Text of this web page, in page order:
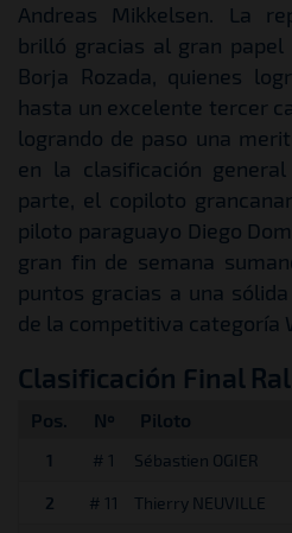
Andreas Mikkelsen. La
brilló gracias al gran papel
Borja Rozada, quienes
hasta un excelente tercer
logrando de paso una
en la clasificación
parte, el copiloto
piloto paraguayo Diego
gran fin de semana
puntos gracias a una
de la competitiva categoría
Clasificación Final
Pos. Nº Piloto
1 # 1 Sébastien OGIER
2 # 11 Thierry NEUVILLE